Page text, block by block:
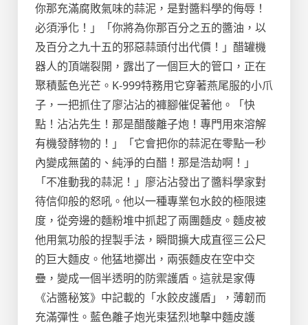
你那充滿腐敗氣味的蒜泥，是對醬料學的侮辱！
必須淨化！」「你將為你那百分之五的醬油，以
及百分之九十五的邪惡蒜頭付出代價！」醋罐機
器人的頂端裂開，露出了一個巨大的管口，正在
聚積藍色光芒。K-999特務用它穿著燕尾服的小爪
子，一把抓住了廖沾沾的褲腳催促著他。「快
點！沾沾先生！那是醋酸離子炮！專門用來溶解
有機發酵物的！」「它會把你的蒜泥在零點一秒
內變成無菌的、純淨的白醋！那是浩劫啊！」
「不准動我的蒜泥！」廖沾沾發出了醬料學家對
待信仰般的怒吼。他以一種專業包水餃的極限速
度，從旁邊的麵粉堆中抓起了兩團麵皮。麵皮被
他用氣功般的捏製手法，瞬間擴大成直徑三公尺
的巨大麵皮。他猛地擲出，兩張麵皮在空中交
疊，變成一個半透明的防禦護盾。這就是家傳
《沾醬秘笈》中記載的「水餃皮護盾」，薄韌而
充滿彈性。藍色離子炮光束猛烈地擊中麵皮護